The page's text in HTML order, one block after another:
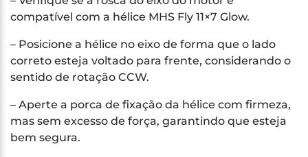
compatível com a hélice MHS Fly 11×7 Glow.
– Posicione a hélice no eixo de forma que o lado
correto esteja voltado para frente, considerando o
sentido de rotação CCW.
– Aperte a porca de fixação da hélice com firmeza,
mas sem excesso de força, garantindo que esteja
bem segura.